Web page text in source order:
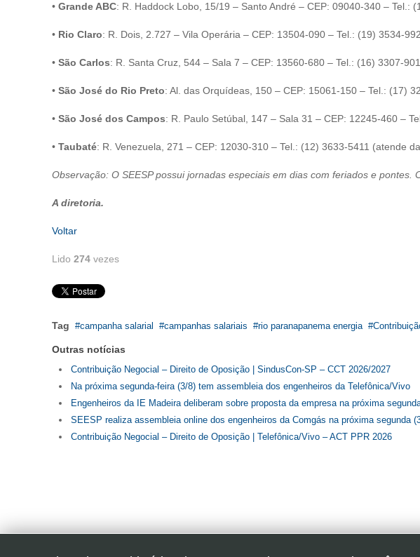
• Grande ABC: R. Haddock Lobo, 15/19 – Santo André – CEP: 09040-340 – Tel.:
• Rio Claro: R. Dois, 2.727 – Vila Operária – CEP: 13504-090 – Tel.: (19) 3534-
• São Carlos: R. Santa Cruz, 544 – Sala 7 – CEP: 13560-680 – Tel.: (16) 3307-
• São José do Rio Preto: Al. das Orquídeas, 150 – CEP: 15061-150 – Tel.: (17)
• São José dos Campos: R. Paulo Setúbal, 147 – Sala 31 – CEP: 12245-460 –
• Taubaté: R. Venezuela, 271 – CEP: 12030-310 – Tel.: (12) 3633-5411 (atende
Observação: O SEESP possui jornadas especiais em dias com feriados e pontes.
A diretoria.
Voltar
Lido 274 vezes
Tag campanha salarial campanhas salariais rio paranapanema energia
Outras notícias
Contribuição Negocial – Direito de Oposição | SindusCon-SP – CCT 2026/2027
Na próxima segunda-feira (3/8) tem assembleia dos engenheiros da Telefônica/Vivo
Engenheiros da IE Madeira deliberam sobre proposta da empresa na próxima
SEESP realiza assembleia online dos engenheiros da Comgás na próxima segunda
Contribuição Negocial – Direito de Oposição | Telefônica/Vivo – ACT PPR 2026